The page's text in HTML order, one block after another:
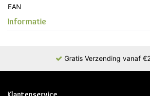
EAN
Informatie
Gratis Verzending vanaf